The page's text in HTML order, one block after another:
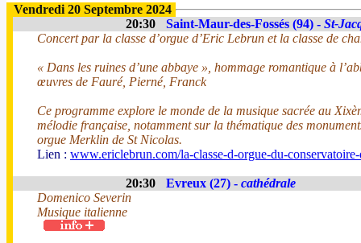
Vendredi 20 Septembre 2024
20:30
Saint-Maur-des-Fossés (94) - St-
Concert par la classe d’orgue d’Eric Lebrun et la classe de
« Dans les ruines d’une abbaye », hommage romantique à
œuvres de Fauré, Pierné, Franck
Ce programme explore le monde de la musique sacrée au
mélodie française, notamment sur la thématique des
orgue Merklin de St Nicolas.
Lien : www.ericlebrun.com/la-classe-d-orgue-du-
20:30 Evreux (27) - cathédrale
Domenico Severin
Musique italienne